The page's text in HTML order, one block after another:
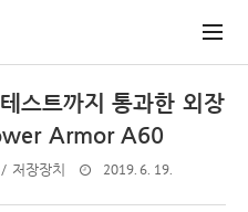
스트까지 통과한 외장
Armor A60
저장장치 2019. 6. 19.